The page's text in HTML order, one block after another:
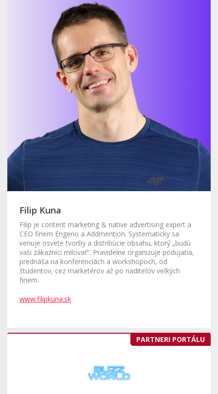
Filip Kuna
Filip je content marketing & native advertising expert a
CEO firiem Engerio a Addmention. Systematicky sa
venuje osvete tvorby a distribúcie obsahu, ktorý „budú
vaši zákazníci milovať“. Pravidelne organizuje podujatia,
prednáša na konferenciách a workshopoch, od
študentov, cez marketérov až po riaditeľov veľkých
firiem.
www.filipkuna.sk
PARTNERI PORTÁLU